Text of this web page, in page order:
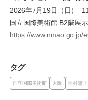
2026年7月19日（日）
国立国際美術館 B2階展
https://www.nmao.go.jp/
タグ
国立国際美術館 大阪 岡村恵⼦